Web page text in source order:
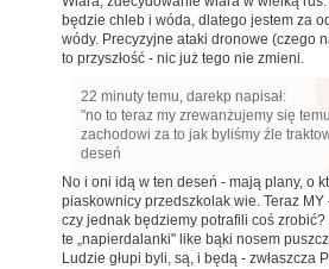
będzie chleb i wóda, dlatego jestem za
wódy. Precyzyjne ataki dronowe (czego
to przyszłość - nic już tego nie zmieni.
22 minuty temu, darekp napisał:
"no to teraz my zrewanżujemy się
zachodowi za to jak byliśmy źle
deseń
No i oni idą w ten deseń - mają plany, o
piaskownicy przedszkolak wie. Teraz MY
czy jednak będziemy potrafili coś
te „napierdalanki" like bąki nosem
Ludzie głupi byli, są, i będą - zwłaszcza